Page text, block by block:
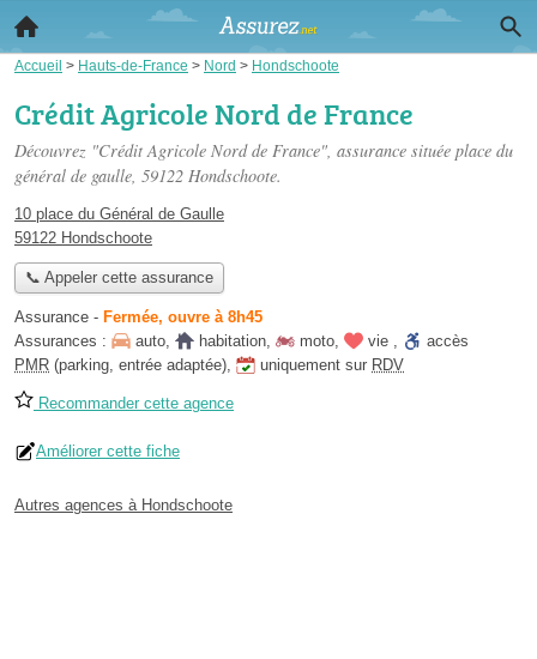
Accueil > Hauts-de-France > Nord > Hondschoote
Crédit Agricole Nord de France
Découvrez "Crédit Agricole Nord de France", assurance située place du
général de gaulle, 59122 Hondschoote.
10 place du Général de Gaulle
59122 Hondschoote
📞 Appeler cette assurance
Assurance - Fermée, ouvre à 8h45
Assurances :
auto, habitation, moto, vie ,
accès
PMR (parking, entrée adaptée), uniquement sur RDV
Recommander cette agence
Améliorer cette fiche
Autres agences à Hondschoote